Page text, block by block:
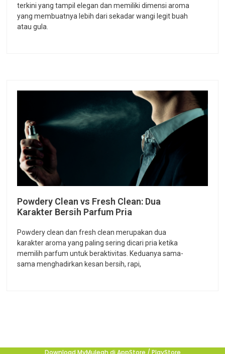
terkini yang tampil elegan dan memiliki dimensi aroma
yang membuatnya lebih dari sekadar wangi legit buah
atau gula.
Powdery Clean vs Fresh Clean: Dua
Karakter Bersih Parfum Pria
Powdery clean dan fresh clean merupakan dua
karakter aroma yang paling sering dicari pria ketika
memilih parfum untuk beraktivitas. Keduanya sama-
sama menghadirkan kesan bersih, rapi,
Download MyMulegh di AppStore / PlayStore